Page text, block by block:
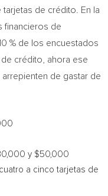
de crédito. En la
financieros de
% de los encuestados
crédito, ahora ese
de gastar de
y $50,000
a cinco tarjetas de